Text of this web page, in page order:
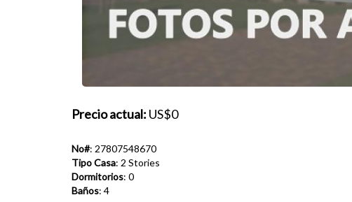
Precio actual: US$0
No#: 27807548670
Tipo Casa: 2 Stories
Dormitorios: 0
Baños: 4